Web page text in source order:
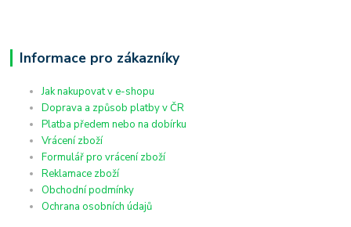
Informace pro zákazníky
Jak nakupovat v e-shopu
Doprava a způsob platby v ČR
Platba předem nebo na dobírku
Vrácení zboží
Formulář pro vrácení zboží
Reklamace zboží
Obchodní podmínky
Ochrana osobních údajů